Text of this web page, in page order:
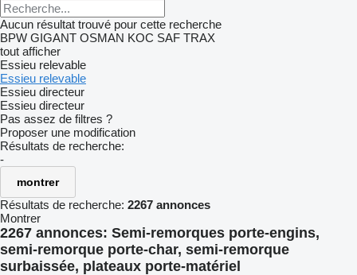
Aucun résultat trouvé pour cette recherche
BPW GIGANT OSMAN KOC SAF TRAX
tout afficher
Essieu relevable
Essieu relevable
Essieu directeur
Essieu directeur
Pas assez de filtres ?
Proposer une modification
Résultats de recherche:
-
montrer
Résultats de recherche: 2267 annonces
Montrer
2267 annonces: Semi-remorques porte-engins,
semi-remorque porte-char, semi-remorque
surbaissée, plateaux porte-matériel